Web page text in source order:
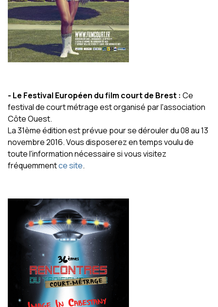
- Le Festival Européen du film court de Brest : Ce
festival de court métrage est organisé par l'association
Côte Ouest.
La 31ème édition est prévue pour se dérouler du 08 au 13
novembre 2016. Vous disposerez en temps voulu de
toute l'information nécessaire si vous visitez
fréquemmentce site.